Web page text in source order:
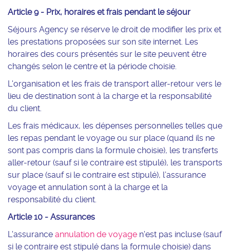
Article 9 - Prix, horaires et frais pendant le séjour
Séjours Agency se réserve le droit de modifier les prix et
les prestations proposées sur son site internet. Les
horaires des cours présentés sur le site peuvent être
changés selon le centre et la période choisie.
L'organisation et les frais de transport aller-retour vers le
lieu de destination sont à la charge et la responsabilité
du client.
Les frais médicaux, les dépenses personnelles telles que
les repas pendant le voyage ou sur place (quand ils ne
sont pas compris dans la formule choisie), les transferts
aller-retour (sauf si le contraire est stipulé), les transports
sur place (sauf si le contraire est stipulé), l’assurance
voyage et annulation sont à la charge et la
responsabilité du client.
Article 10 - Assurances
L'assurance annulation de voyage n'est pas incluse (sauf
si le contraire est stipulé dans la formule choisie) dans